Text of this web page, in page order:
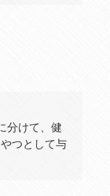
分けて、健
つとして与